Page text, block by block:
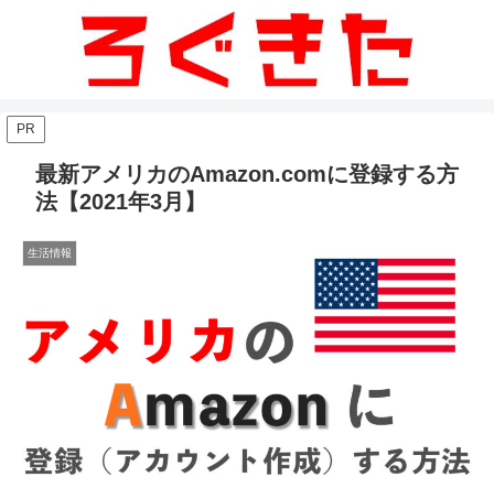
PR
最新アメリカのAmazon.comに登録する方
法【2021年3月】
生活情報